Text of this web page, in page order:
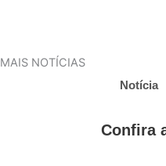
MAIS NOTÍCIAS
Notícia
Confira